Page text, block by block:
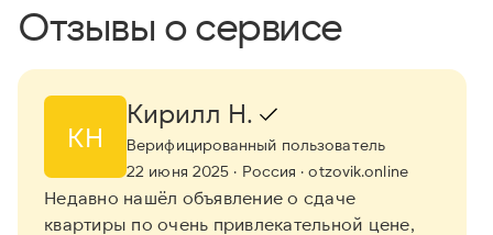
Отзывы о сервисе
КН
Кирилл Н.
Верифицированный пользователь
22 июня 2025 · Россия · otzovik.online
Недавно нашёл объявление о сдаче
квартиры по очень привлекательной цене,